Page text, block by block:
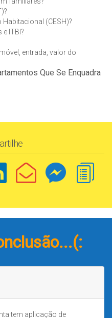
Habitacional (CESH)?
ITBI?
entrada, valor do
Que Se Enquadra
tem aplicação de